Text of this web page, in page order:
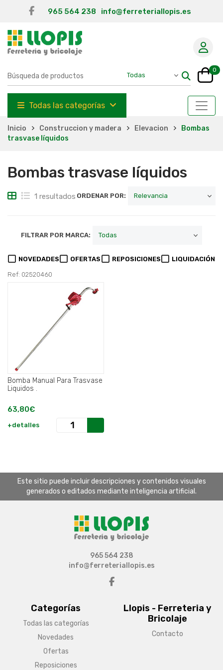
965 564 238 info@ferreteriallopis.es
0
Todas las categorías
Inicio Construccion y madera Elevacion
Bombas
trasvase líquidos
Bombas trasvase líquidos
1 resultados ORDENAR POR:
FILTRAR POR MARCA:
NOVEDADES OFERTAS REPOSICIONES LIQUIDACIÓN
Ref: 02520460
Bomba Manual Para Trasvase
Liquidos .
63,80€
+detalles
Este sitio puede incluir descripciones y contenidos visuales
generados o editados mediante inteligencia artificial.
Categorías
Todas las categorías
Novedades
Ofertas
Reposiciones
Llopis - Ferreteria y
Bricolaje
Contacto
965 564 238
info@ferreteriallopis.es